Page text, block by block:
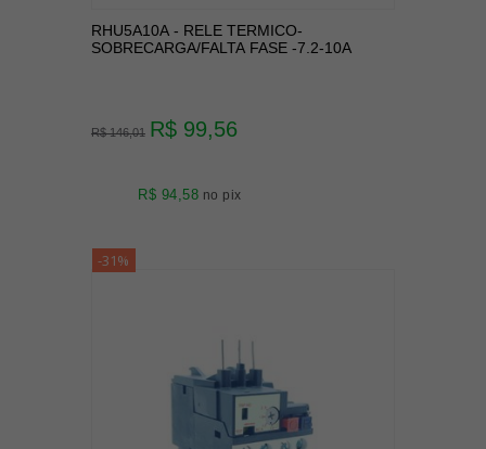
RHU5A10A - RELE TERMICO-
SOBRECARGA/FALTA FASE -7.2-10A
R$ 146,01 R$ 99,56
R$ 94,58 no pix
-31%